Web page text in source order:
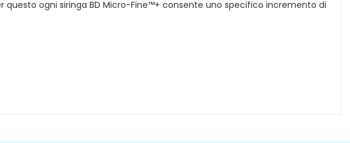
ogni siringa BD Micro-Fine™+ consente uno specifico incremento di